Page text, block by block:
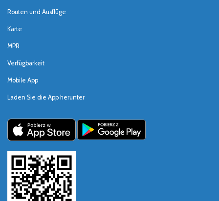
Routen und Ausflüge
Karte
MPR
Verfügbarkeit
Mobile App
Laden Sie die App herunter